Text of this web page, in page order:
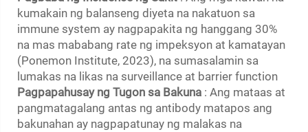
kumakain ng balanseng diyeta na nakatuon sa
immune system ay nagpapakita ng hanggang 30%
na mas mababang rate ng impeksyon at kamatayan
(Ponemon Institute, 2023), na sumasalamin sa
lumakas na likas na surveillance at barrier function
Pagpapahusay ng Tugon sa Bakuna : Ang mataas at
pangmatagalang antas ng antibody matapos ang
bakunahan ay nagpapatunay ng malakas na